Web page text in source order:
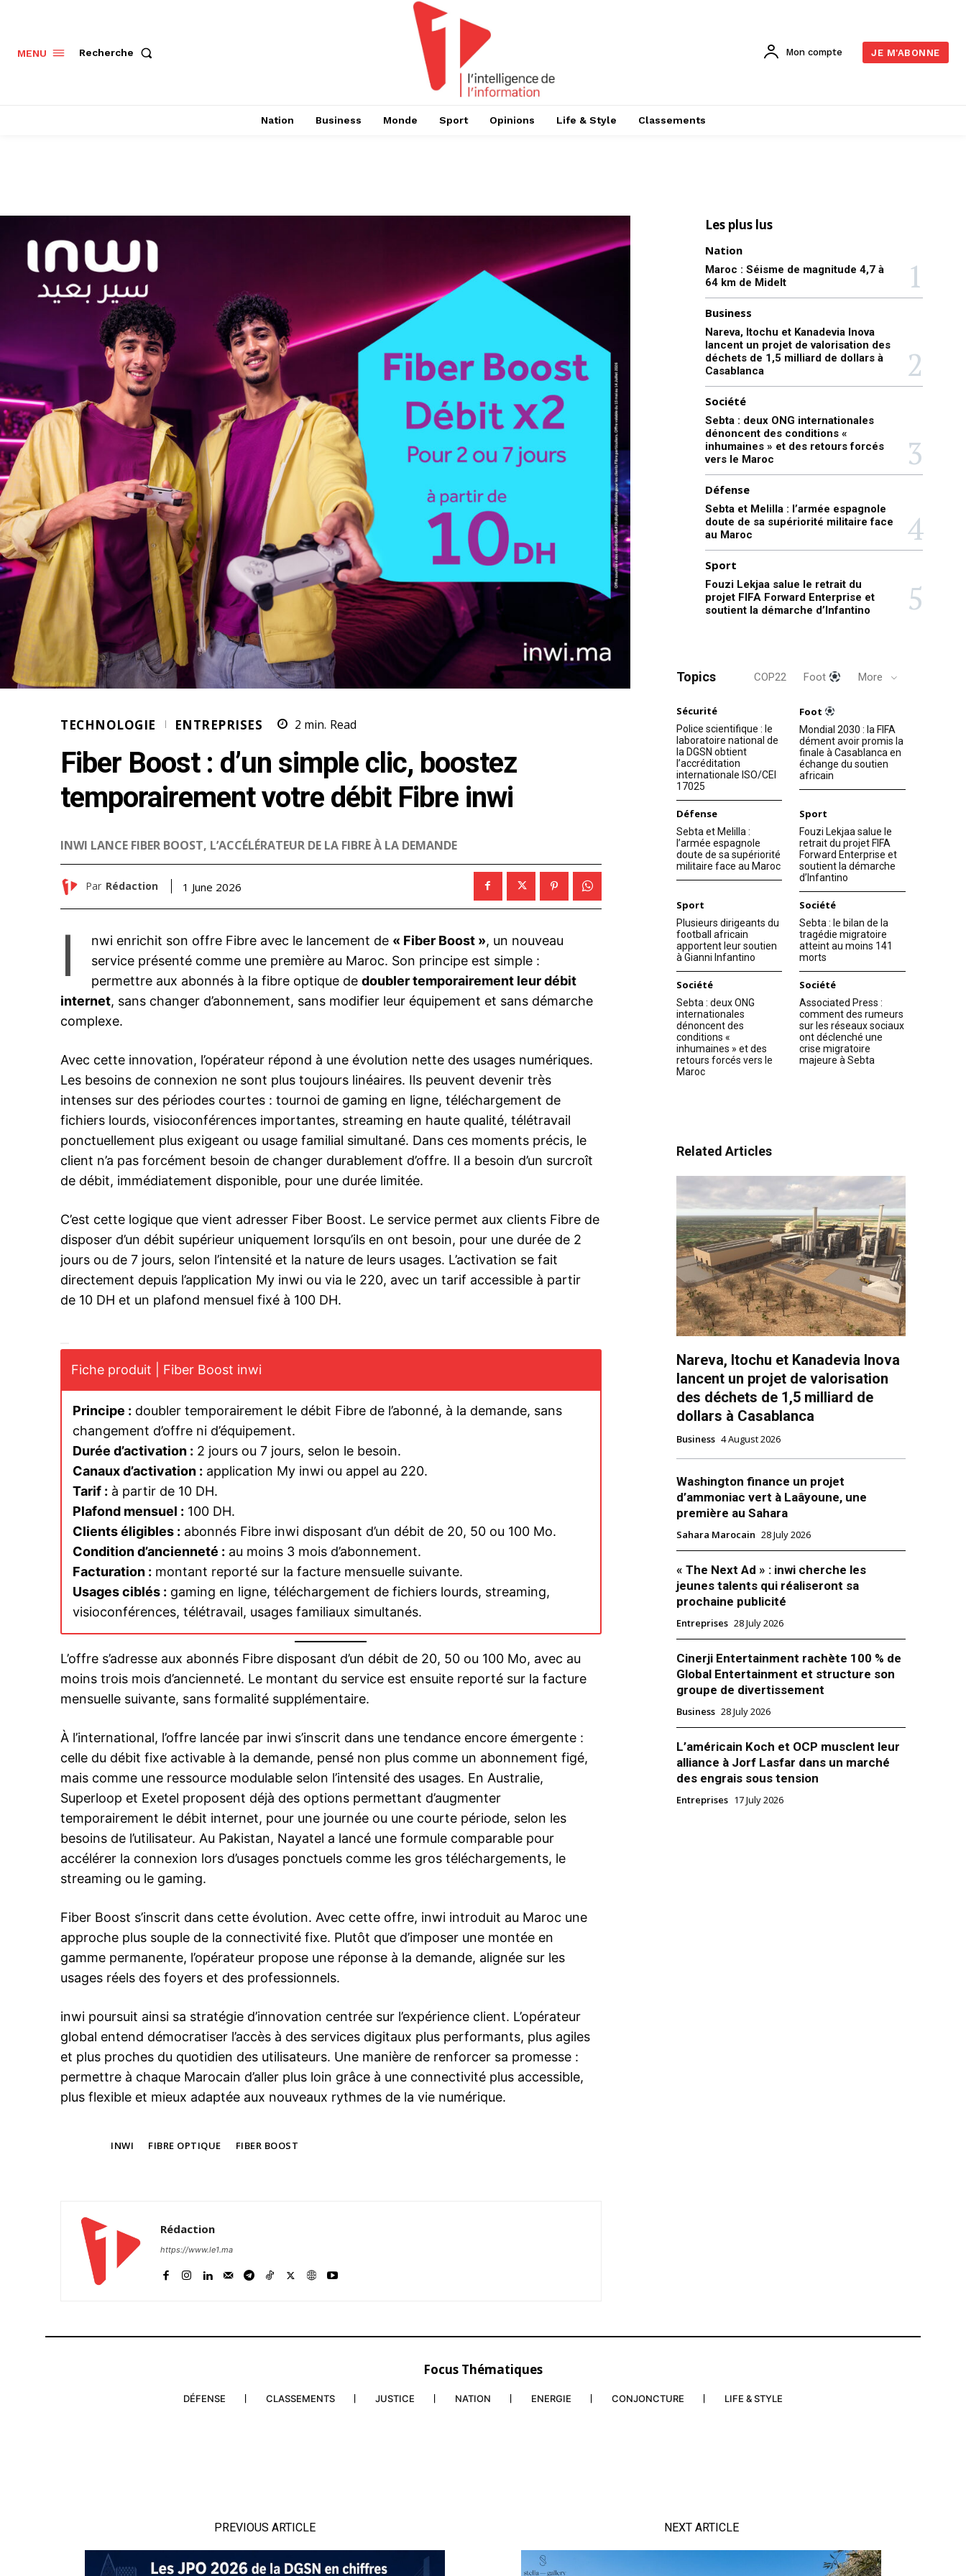
l'information
S'ABONNER MAINTENANT
Mon compte
Related
Inwi revoit sa gamme fibre : décryptage
d’une offre à la fois plus accessible et plus
performante
23 April 2025
In "Technologie"
De la rivalité à l’ouvrage, Maroc Telecom et
Inwi bâtissent ensemble l’ossature du
«Maroc Très Haut Débit»
In "Business"
La 5G d’Inwi débarquera bientôt sur vos
MENU Recherche Mon compte JE M'ABONNE
Nation Business Monde Sport Opinions Life & Style Classements
TECHNOLOGIE ENTREPRISES 2 min. Read
Fiber Boost : d’un simple clic, boostez
temporairement votre débit Fibre inwi
INWI LANCE FIBER BOOST, L’ACCÉLÉRATEUR DE LA FIBRE À LA DEMANDE
Par Rédaction 1 June 2026
i nwi enrichit son offre Fibre avec le lancement de « Fiber Boost », un nouveau
service présenté comme une première au Maroc. Son principe est simple :
permettre aux abonnés à la fibre optique de doubler temporairement leur débit
internet, sans changer d’abonnement, sans modifier leur équipement et sans démarche
complexe.
Avec cette innovation, l’opérateur répond à une évolution nette des usages numériques.
Les besoins de connexion ne sont plus toujours linéaires. Ils peuvent devenir très
intenses sur des périodes courtes : tournoi de gaming en ligne, téléchargement de
fichiers lourds, visioconférences importantes, streaming en haute qualité, télétravail
ponctuellement plus exigeant ou usage familial simultané. Dans ces moments précis, le
client n’a pas forcément besoin de changer durablement d’offre. Il a besoin d’un surcroît
de débit, immédiatement disponible, pour une durée limitée.
C’est cette logique que vient adresser Fiber Boost. Le service permet aux clients Fibre de
disposer d’un débit supérieur uniquement lorsqu’ils en ont besoin, pour une durée de 2
jours ou de 7 jours, selon l’intensité et la nature de leurs usages. L’activation se fait
directement depuis l’application My inwi ou via le 220, avec un tarif accessible à partir
de 10 DH et un plafond mensuel fixé à 100 DH.
Fiche produit | Fiber Boost inwi
Principe : doubler temporairement le débit Fibre de l’abonné, à la demande, sans
changement d’offre ni d’équipement.
Durée d’activation : 2 jours ou 7 jours, selon le besoin.
Canaux d’activation : application My inwi ou appel au 220.
Tarif : à partir de 10 DH.
Plafond mensuel : 100 DH.
Clients éligibles : abonnés Fibre inwi disposant d’un débit de 20, 50 ou 100 Mo.
Condition d’ancienneté : au moins 3 mois d’abonnement.
Facturation : montant reporté sur la facture mensuelle suivante.
Usages ciblés : gaming en ligne, téléchargement de fichiers lourds, streaming,
visioconférences, télétravail, usages familiaux simultanés.
L’offre s’adresse aux abonnés Fibre disposant d’un débit de 20, 50 ou 100 Mo, avec au
moins trois mois d’ancienneté. Le montant du service est ensuite reporté sur la facture
mensuelle suivante, sans formalité supplémentaire.
À l’international, l’offre lancée par inwi s’inscrit dans une tendance encore émergente :
celle du débit fixe activable à la demande, pensé non plus comme un abonnement figé,
mais comme une ressource modulable selon l’intensité des usages. En Australie,
Superloop et Exetel proposent déjà des options permettant d’augmenter
temporairement le débit internet, pour une journée ou une courte période, selon les
besoins de l’utilisateur. Au Pakistan, Nayatel a lancé une formule comparable pour
accélérer la connexion lors d’usages ponctuels comme les gros téléchargements, le
streaming ou le gaming.
Fiber Boost s’inscrit dans cette évolution. Avec cette offre, inwi introduit au Maroc une
approche plus souple de la connectivité fixe. Plutôt que d’imposer une montée en
gamme permanente, l’opérateur propose une réponse à la demande, alignée sur les
usages réels des foyers et des professionnels.
inwi poursuit ainsi sa stratégie d’innovation centrée sur l’expérience client. L’opérateur
global entend démocratiser l’accès à des services digitaux plus performants, plus agiles
et plus proches du quotidien des utilisateurs. Une manière de renforcer sa promesse :
permettre à chaque Marocain d’aller plus loin grâce à une connectivité plus accessible,
plus flexible et mieux adaptée aux nouveaux rythmes de la vie numérique.
INWI FIBRE OPTIQUE FIBER BOOST
Rédaction
https://www.le1.ma
Les plus lus
Nation
Maroc : Séisme de magnitude 4,7 à
64 km de Midelt
Business
Nareva, Itochu et Kanadevia Inova
lancent un projet de valorisation des
déchets de 1,5 milliard de dollars à
Casablanca
Société
Sebta : deux ONG internationales
dénoncent des conditions «
inhumaines » et des retours forcés
vers le Maroc
Défense
Sebta et Melilla : l’armée espagnole
doute de sa supériorité militaire face
au Maroc
Sport
Fouzi Lekjaa salue le retrait du
projet FIFA Forward Enterprise et
soutient la démarche d’Infantino
Topics COP22 Foot More
Sécurité
Police scientifique : le
laboratoire national de
la DGSN obtient
l’accréditation
internationale ISO/CEI
17025
Foot
Mondial 2030 : la FIFA
dément avoir promis la
finale à Casablanca en
échange du soutien
africain
Défense
Sebta et Melilla :
l’armée espagnole
doute de sa supériorité
militaire face au Maroc
Sport
Fouzi Lekjaa salue le
retrait du projet FIFA
Forward Enterprise et
soutient la démarche
d’Infantino
Sport
Plusieurs dirigeants du
football africain
apportent leur soutien
à Gianni Infantino
Société
Sebta : le bilan de la
tragédie migratoire
atteint au moins 141
morts
Société
Sebta : deux ONG
internationales
dénoncent des
conditions «
inhumaines » et des
retours forcés vers le
Maroc
Société
Associated Press :
comment des rumeurs
sur les réseaux sociaux
ont déclenché une
crise migratoire
majeure à Sebta
Related Articles
Nareva, Itochu et Kanadevia Inova
lancent un projet de valorisation
des déchets de 1,5 milliard de
dollars à Casablanca
Business 4 August 2026
Washington finance un projet
d’ammoniac vert à Laâyoune, une
première au Sahara
Sahara Marocain 28 July 2026
« The Next Ad » : inwi cherche les
jeunes talents qui réaliseront sa
prochaine publicité
Entreprises 28 July 2026
Cinerji Entertainment rachète 100 % de
Global Entertainment et structure son
groupe de divertissement
Business 28 July 2026
L’américain Koch et OCP musclent leur
alliance à Jorf Lasfar dans un marché
des engrais sous tension
Entreprises 17 July 2026
Focus Thématiques
DÉFENSE CLASSEMENTS JUSTICE NATION ENERGIE CONJONCTURE LIFE & STYLE
PREVIOUS ARTICLE NEXT ARTICLE